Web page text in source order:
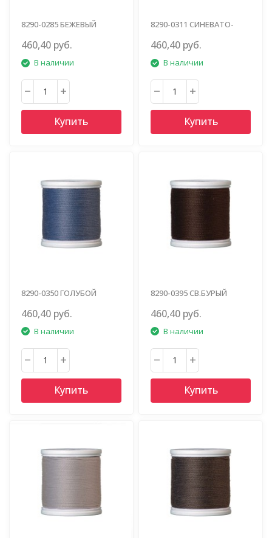
8290-0285 БЕЖЕВЫЙ
460,40 руб.
В наличии
Купить
8290-0311 СИНЕВАТО-
460,40 руб.
В наличии
Купить
8290-0350 ГОЛУБОЙ
460,40 руб.
В наличии
Купить
8290-0395 СВ.БУРЫЙ
460,40 руб.
В наличии
Купить